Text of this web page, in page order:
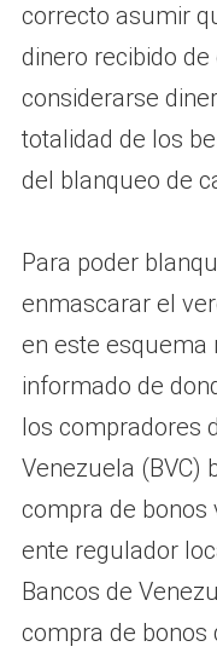
correcto asumir
dinero recibido
considerarse
totalidad de los
del blanqueo de
Para poder
enmascarar el
en este esquema
informado de
los compradores
Venezuela (BVC)
compra de bonos
ente regulador
Bancos de
compra de bonos